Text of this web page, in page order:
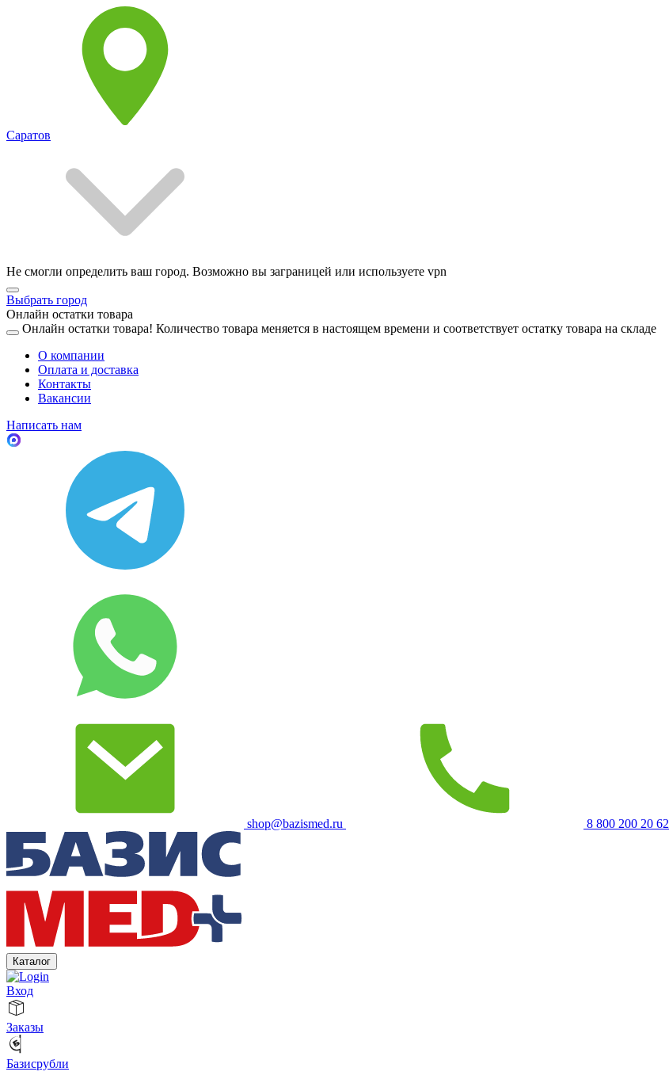
Саратов
Не смогли определить ваш город. Возможно вы заграницей или используете vpn
Выбрать город
Онлайн остатки товара
Онлайн остатки товара! Количество товара меняется в настоящем времени и соответствует остатку товара на складе
О компании
Оплата и доставка
Контакты
Вакансии
Написать нам
shop@bazismed.ru 8 800 200 20 62
Каталог
Вход
Заказы
Базисрубли